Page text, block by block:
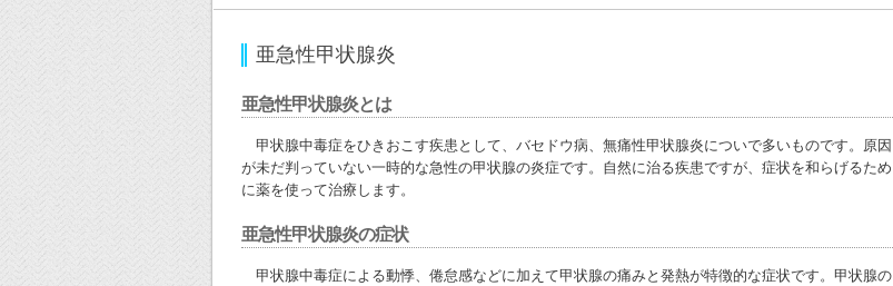
亜急性甲状腺炎
亜急性甲状腺炎とは
甲状腺中毒症をひきおこす疾患として、バセドウ病、無痛性甲状腺炎についで多いものです。原因
が未だ判っていない一時的な急性の甲状腺の炎症です。自然に治る疾患ですが、症状を和らげるため
に薬を使って治療します。
亜急性甲状腺炎の症状
甲状腺中毒症による動悸、倦怠感などに加えて甲状腺の痛みと発熱が特徴的な症状です。甲状腺の